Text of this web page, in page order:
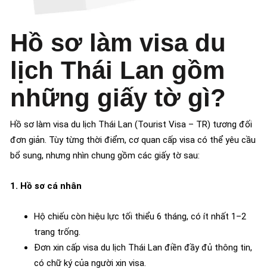
Hồ sơ làm visa du
lịch Thái Lan gồm
những giấy tờ gì?
Hồ sơ làm visa du lịch Thái Lan (Tourist Visa – TR) tương đối
đơn giản. Tùy từng thời điểm, cơ quan cấp visa có thể yêu cầu
bổ sung, nhưng nhìn chung gồm các giấy tờ sau:
1. Hồ sơ cá nhân
Hộ chiếu còn hiệu lực tối thiểu 6 tháng, có ít nhất 1–2
trang trống.
Đơn xin cấp visa du lịch Thái Lan điền đầy đủ thông tin,
có chữ ký của người xin visa.